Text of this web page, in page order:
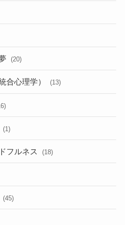
(20)
合心理学） (13)
(1)
フルネス (18)
(45)